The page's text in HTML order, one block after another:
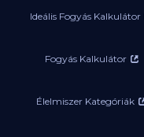
Ideális Fogyás Kalkulátor
Fogyás Kalkulátor
Élelmiszer Kategóriák